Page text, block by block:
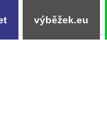
výběžek.eu